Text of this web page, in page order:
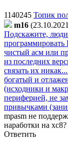
1140245 Топик
m16
Подскажите, люди
чистый асм или
из последних
связать их
богатый и
(исходники и
периферией, не
привычками
mpasm не
наработки на
Ответить